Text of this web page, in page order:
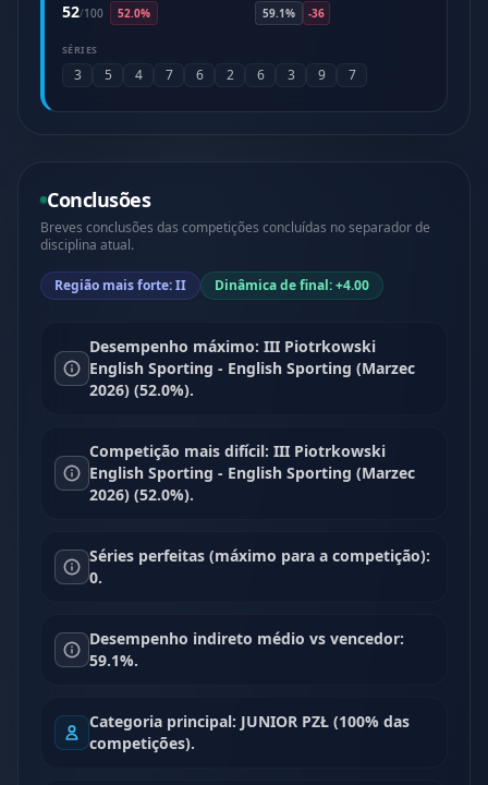
52/100 52.0%
59.1%
-36
SÉRIES
3 5 4 7 6 2 6 3 9 7
Conclusões
Breves conclusões das competições concluídas no separador de
disciplina atual.
Região mais forte: II Dinâmica de final: +4.00
Desempenho máximo: III Piotrkowski
English Sporting - English Sporting (Marzec
2026) (52.0%).
Competição mais difícil: III Piotrkowski
English Sporting - English Sporting (Marzec
2026) (52.0%).
Séries perfeitas (máximo para a competição):
0.
Desempenho indireto médio vs vencedor:
59.1%.
Categoria principal: JUNIOR PZŁ (100% das
competições).